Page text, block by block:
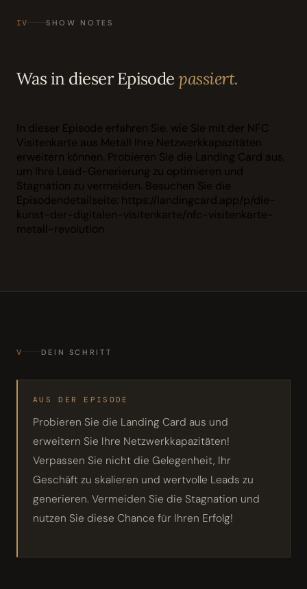
IV SHOW NOTES
Was in dieser Episodepassiert.
In dieser Episode erfahren Sie, wie Sie mit der NFC
Visitenkarte aus Metall Ihre Netzwerkkapazitäten
erweitern können. Probieren Sie die Landing Card aus,
um Ihre Lead-Generierung zu optimieren und
Stagnation zu vermeiden. Besuchen Sie die
Episodendetailseite: https://landingcard.app/p/die-
kunst-der-digitalen-visitenkarte/nfc-visitenkarte-
metall-revolution
V DEIN SCHRITT
AUS DER EPISODE
Probieren Sie die Landing Card aus und
erweitern Sie Ihre Netzwerkkapazitäten!
Verpassen Sie nicht die Gelegenheit, Ihr
Geschäft zu skalieren und wertvolle Leads zu
generieren. Vermeiden Sie die Stagnation und
nutzen Sie diese Chance für Ihren Erfolg!